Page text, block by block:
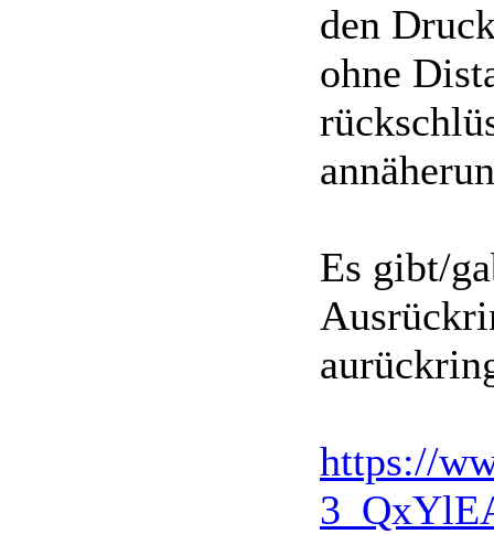
den
ohne
Es gibt/
https://